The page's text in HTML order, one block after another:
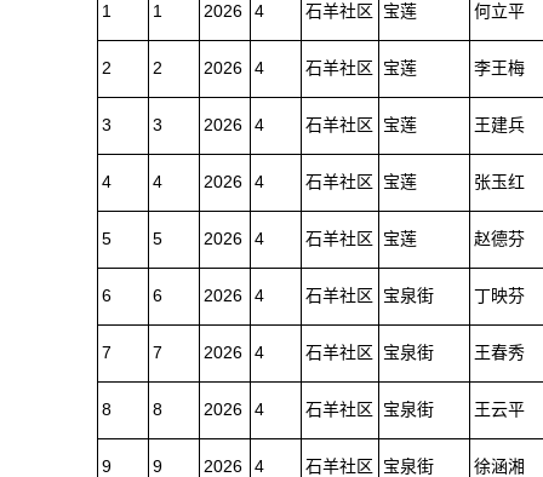
1 1 2026 4 石羊社区 宝莲 何立平
2 2 2026 4 石羊社区 宝莲 李王梅
3 3 2026 4 石羊社区 宝莲 王建兵
4 4 2026 4 石羊社区 宝莲 张玉红
5 5 2026 4 石羊社区 宝莲 赵德芬
6 6 2026 4 石羊社区 宝泉街 丁映芬
7 7 2026 4 石羊社区 宝泉街 王春秀
8 8 2026 4 石羊社区 宝泉街 王云平
9 9 2026 4 石羊社区 宝泉街 徐涵湘